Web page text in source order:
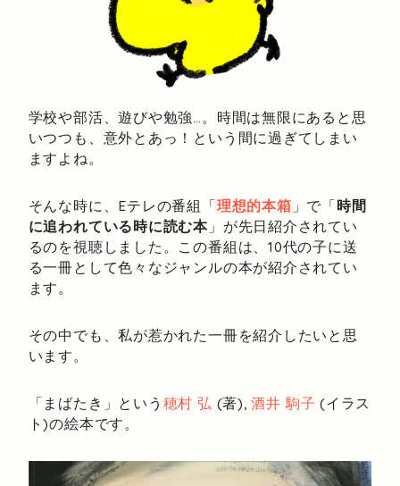
学校や部活、遊びや勉強…。時間は無限にあると思
いつつも、意外とあっ！という間に過ぎてしまい
ますよね。
そんな時に、Eテレの番組「理想的本箱 」で「時間
に追われている時に読む本」が先日紹介されてい
るのを視聴しました。この番組は、10代の子に送
る一冊として色々なジャンルの本が紹介されてい
ます。
その中でも、私が惹かれた一冊を紹介したいと思
います。
「まばたき」という 穂村 弘 (著),酒井 駒子 (イラス
ト)の絵本です。